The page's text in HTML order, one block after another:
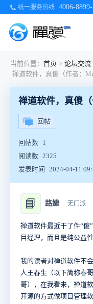
统一服务热线 4006-
当前位置： 首页 > 论坛交流
禅道软件，真傻（作者：
禅道软件，真傻
回帖
回帖数 1
阅读数 2325
发表时间
2024-04-11
📘 路婕 无门派
禅道软件最近干了件“
目经理，而且是纯公益
我的读者对禅道软件不
人王春生（以下简称春
哥），在我看来，禅道
开源的方式做项目管理